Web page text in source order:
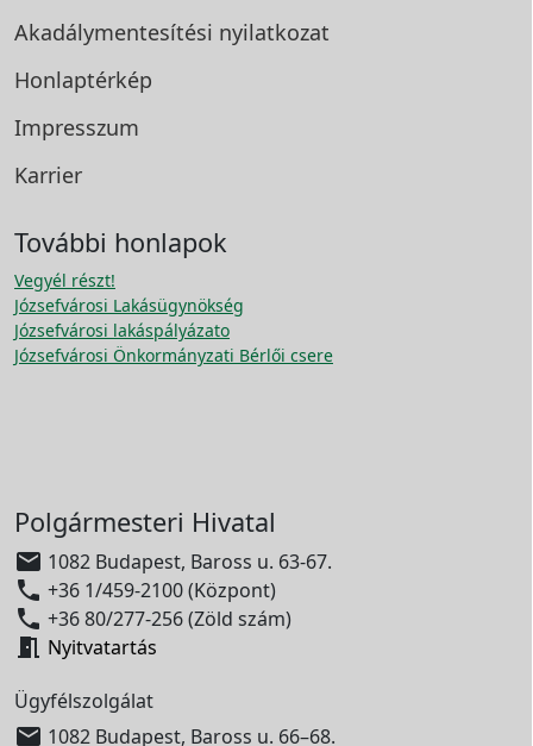
Akadálymentesítési nyilatkozat
Honlaptérkép
Impresszum
Karrier
További honlapok
Vegyél részt!
Józsefvárosi Lakásügynökség
Józsefvárosi lakáspályázato
Józsefvárosi Önkormányzati Bérlői csere
Polgármesteri Hivatal
 1082 Budapest, Baross u. 63-67.
 +36 1/459-2100 (Központ)
 +36 80/277-256 (Zöld szám)
 Nyitvatartás
Ügyfélszolgálat
 1082 Budapest, Baross u. 66–68.